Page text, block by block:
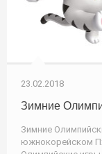
23.02.2018
Зимние
Зимние
южнокорейском